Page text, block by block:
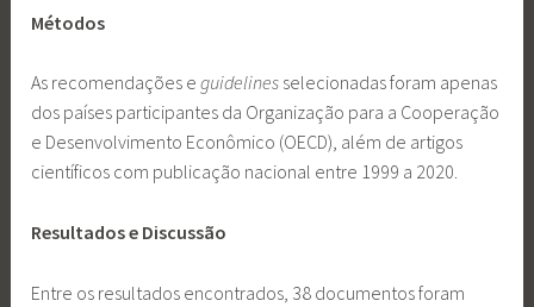
Métodos
As recomendações eguidelines selecionadas foram apenas
dos países participantes da Organização para a Cooperação
e Desenvolvimento Econômico (OECD), além de artigos
científicos com publicação nacional entre 1999 a 2020.
Resultados e Discussão
Entre os resultados encontrados, 38 documentos foram